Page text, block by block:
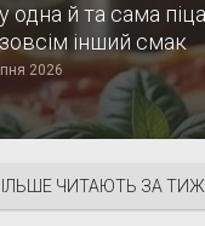
одна й та сама
інший смак
2026
ЧИТАЮТЬ ЗА